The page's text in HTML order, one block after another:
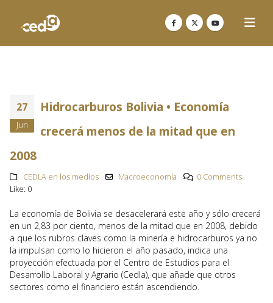
27
Jun
Hidrocarburos Bolivia • Economía
crecerá menos de la mitad que en
2008
CEDLA en los medios Macroeconomía
0 Comments
Like: 0
La economía de Bolivia se desacelerará este año y sólo crecerá
en un 2,83 por ciento, menos de la mitad que en 2008, debido
a que los rubros claves como la minería e hidrocarburos ya no
la impulsan como lo hicieron el año pasado, indica una
proyección efectuada por el Centro de Estudios para el
Desarrollo Laboral y Agrario (Cedla), que añade que otros
sectores como el financiero están ascendiendo.